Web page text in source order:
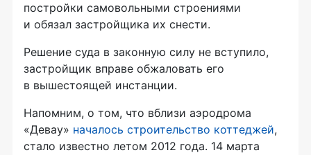
постройки самовольными строениями
и обязал застройщика их снести.
Решение суда в законную силу не вступило,
застройщик вправе обжаловать его
в вышестоящей инстанции.
Напомним, о том, что вблизи аэродрома
«Девау» началось строительство коттеджей,
стало известно летом 2012 года. 14 марта